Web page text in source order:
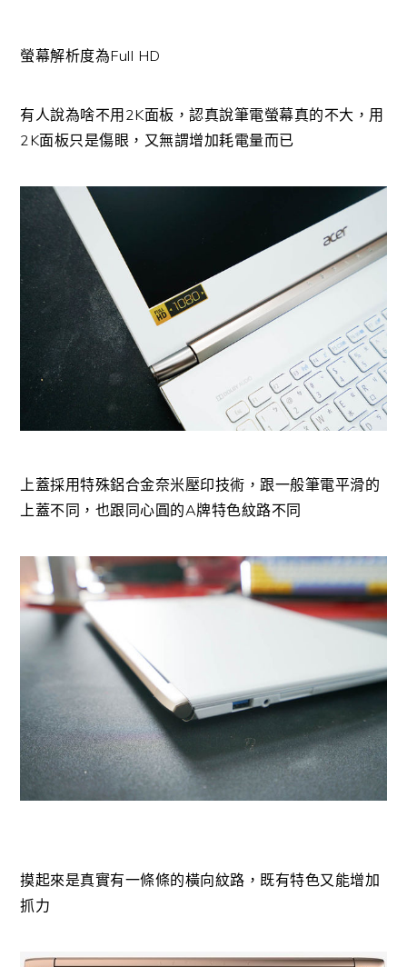
螢幕解析度為Full HD
有人說為啥不用2K面板，認真說筆電螢幕真的不大，用
2K面板只是傷眼，又無謂增加耗電量而已
上蓋採用特殊鋁合金奈米壓印技術，跟一般筆電平滑的
上蓋不同，也跟同心圓的A牌特色紋路不同
摸起來是真實有一條條的橫向紋路，既有特色又能增加
抓力